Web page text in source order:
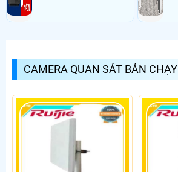
CAMERA QUAN SÁT BÁN CHẠY